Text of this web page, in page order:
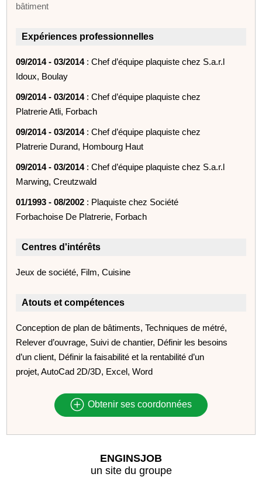
bâtiment
Expériences professionnelles
09/2014 - 03/2014: Chef d’équipe plaquiste chez S.a.r.l
Idoux, Boulay
09/2014 - 03/2014: Chef d’équipe plaquiste chez
Platrerie Atli, Forbach
09/2014 - 03/2014: Chef d’équipe plaquiste chez
Platrerie Durand, Hombourg Haut
09/2014 - 03/2014: Chef d’équipe plaquiste chez S.a.r.l
Marwing, Creutzwald
01/1993 - 08/2002 : Plaquiste chez Société
Forbachoise De Platrerie, Forbach
Centres d'intérêts
Jeux de société, Film, Cuisine
Atouts et compétences
Conception de plan de bâtiments, Techniques de métré,
Relever d’ouvrage, Suivi de chantier, Définir les besoins
d’un client, Définir la faisabilité et la rentabilité d’un
projet, AutoCad 2D/3D, Excel, Word
Obtenir ses coordonnées
ENGINSJOB
un site du groupe